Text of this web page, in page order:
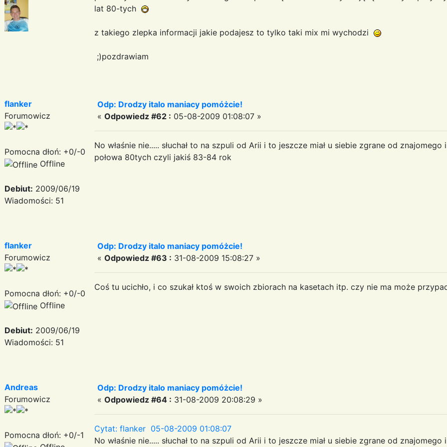
lat 80-tych
z takiego zlepka informacji jakie podajesz to tylko taki mix mi wychodzi
;)pozdrawiam
flanker
Forumowicz
Pomocna dłoń: +0/-0
Offline
Debiut: 2009/06/19
Wiadomości: 51
Odp: Drodzy italo maniacy pomóżcie!
« Odpowiedz #62 : 05-08-2009 01:08:07 »
No właśnie nie..... słuchał to na szpuli od Arii i to jeszcze miał u siebie zgrane od znajomego
połowa 80tych czyli jakiś 83-84 rok
flanker
Forumowicz
Pomocna dłoń: +0/-0
Offline
Debiut: 2009/06/19
Wiadomości: 51
Odp: Drodzy italo maniacy pomóżcie!
« Odpowiedz #63 : 31-08-2009 15:08:27 »
Coś tu ucichło, i co szukał ktoś w swoich zbiorach na kasetach itp. czy nie ma może
Andreas
Forumowicz
Pomocna dłoń: +0/-1
Odp: Drodzy italo maniacy pomóżcie!
« Odpowiedz #64 : 31-08-2009 20:08:29 »
Cytat: flanker 05-08-2009 01:08:07
No właśnie nie..... słuchał to na szpuli od Arii i to jeszcze miał u siebie zgrane od znajomego